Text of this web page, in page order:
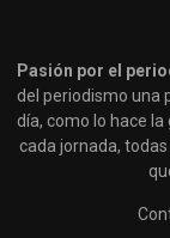
Pasión por el
del periodismo una
día, como lo hace
cada jornada,